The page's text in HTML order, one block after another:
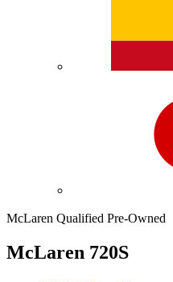
McLaren Qualified Pre-Owned
McLaren 720S